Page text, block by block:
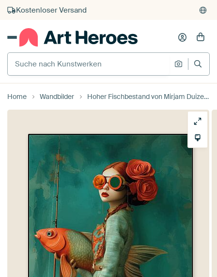
Kauf auf Rechnung
Individueller Druck auf Bestellung
Suche nach Kunstwerken
Suche
Home Wandbilder Hoher Fischbestand von Mirjam Duizendstra